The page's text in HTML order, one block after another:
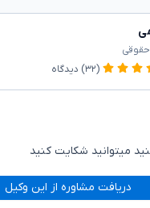
(۳۲) دیدگاه
میتوانید شکایت کنید
دریافت مشاوره از این وکیل